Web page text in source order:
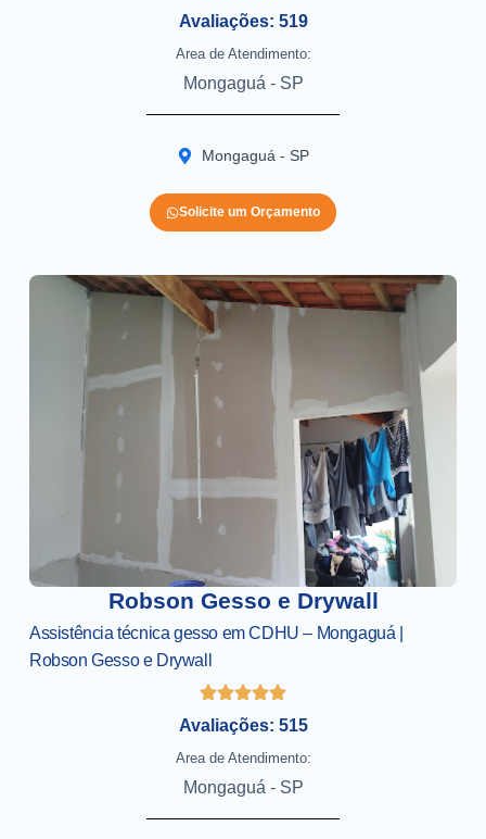
Avaliações: 519
Area de Atendimento:
Mongaguá - SP
Mongaguá - SP
Solicite um Orçamento
Robson Gesso e Drywall
Assistência técnica gesso em CDHU – Mongaguá |
Robson Gesso e Drywall
Avaliações: 515
Area de Atendimento:
Mongaguá - SP